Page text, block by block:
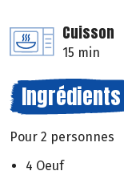
Cuisson
15 min
Ingrédients
Pour 2 personnes
4 Oeuf